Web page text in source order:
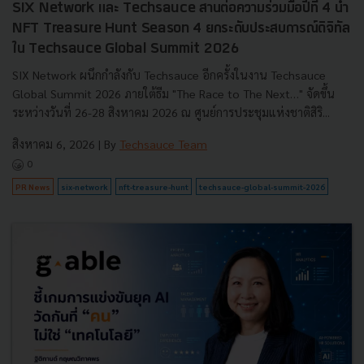
SIX Network และ Techsauce สานต่อความร่วมมือปีที่ 4 นำ
NFT Treasure Hunt Season 4 ยกระดับประสบการณ์ดิจิทัล
ใน Techsauce Global Summit 2026
SIX Network ผนึกกำลังกับ Techsauce อีกครั้งในงาน Techsauce
Global Summit 2026 ภายใต้ธีม "The Race to The Next…" จัดขึ้น
ระหว่างวันที่ 26-28 สิงหาคม 2026 ณ ศูนย์การประชุมแห่งชาติสิริ...
สิงหาคม 6, 2026 | By Techsauce Team
0
PR News six-network nft-treasure-hunt techsauce-global-summit-2026